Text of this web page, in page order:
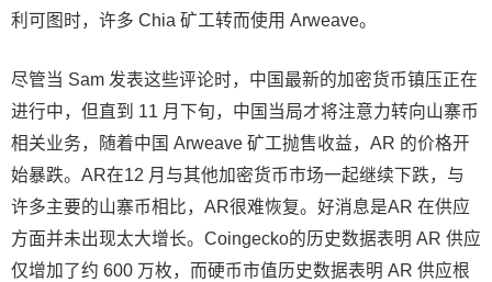
利可图时，许多 Chia 矿工转而使用 Arweave。
尽管当 Sam 发表这些评论时，中国最新的加密货币镇压正在
进行中，但直到 11 月下旬，中国当局才将注意力转向山寨币
相关业务，随着中国 Arweave 矿工抛售收益，AR 的价格开
始暴跌。AR在12 月与其他加密货币市场一起继续下跌，与
许多主要的山寨币相比，AR很难恢复。好消息是AR 在供应
方面并未出现太大增长。Coingecko的历史数据表明 AR 供应
仅增加了约 600 万枚，而硬币市值历史数据表明 AR 供应根